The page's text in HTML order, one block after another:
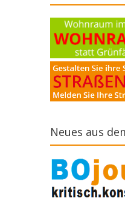
Neues aus